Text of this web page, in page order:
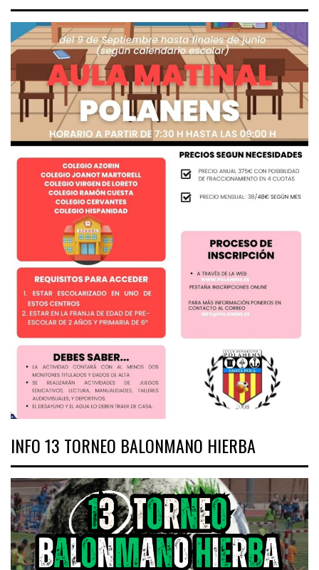
INFO 13 TORNEO BALONMANO HIERBA